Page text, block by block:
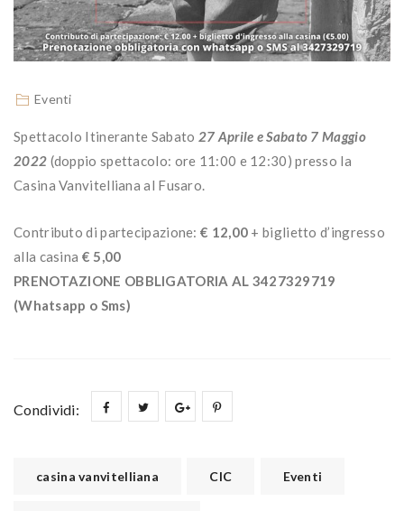
Eventi
Spettacolo Itinerante Sabato 27 Aprile e Sabato 7 Maggio
2022 (doppio spettacolo: ore 11:00 e 12:30) presso la
Casina Vanvitelliana al Fusaro.
Contributo di partecipazione: € 12,00 + biglietto d’ingresso
alla casina € 5,00
PRENOTAZIONE OBBLIGATORIA AL 3427329719
(Whatsapp o Sms)
Condividi:
casina vanvitelliana CIC Eventi